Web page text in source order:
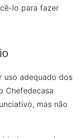
lo para fazer
uso adequado dos
Chefedecasa
mas não